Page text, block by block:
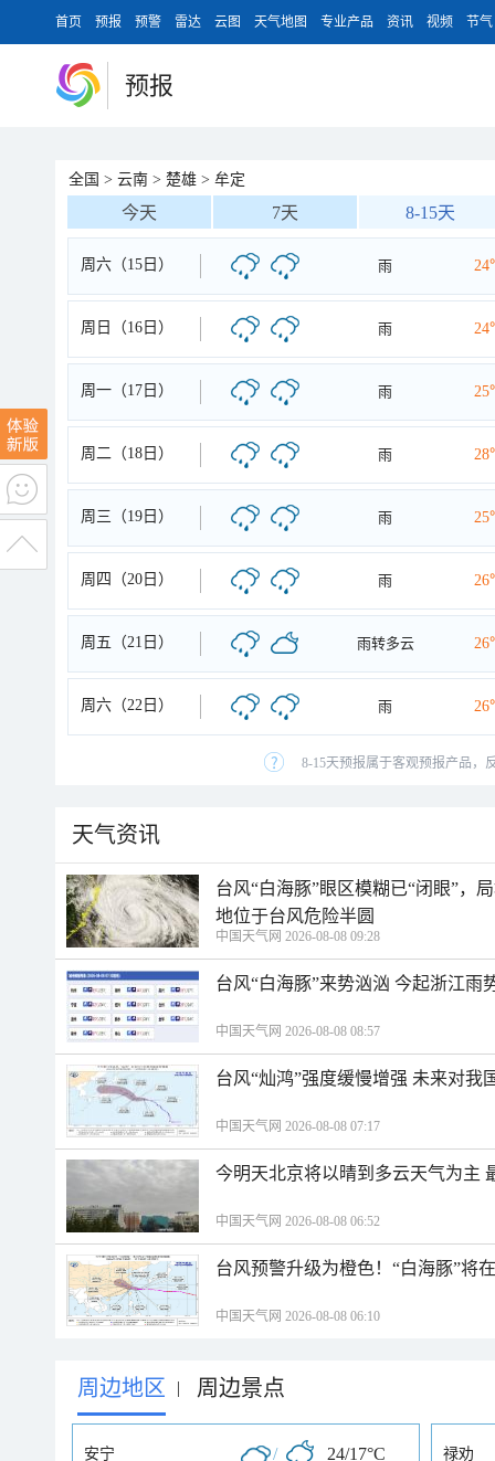
首页 预报 预警 雷达 云图 天气地图 专业产品 资讯 视频 节气
预报
全国 > 云南 > 楚雄 > 牟定
今天 7天 8-15天
周六（15日） 雨
周日（16日） 雨
周一（17日） 雨
周二（18日） 雨
周三（19日） 雨
周四（20日） 雨
周五（21日） 雨转多云
周六（22日） 雨
8-15天预报属于客观预报产品，
天气资讯
台风“白海豚”眼区模糊已“闭眼”，
地位于台风危险半圆
中国天气网 2026-08-08 09:28
台风“白海豚”来势汹汹 今起浙江雨
中国天气网 2026-08-08 08:57
台风“灿鸿”强度缓慢增强 未来对我
中国天气网 2026-08-08 07:17
今明天北京将以晴到多云天气为主
中国天气网 2026-08-08 06:52
台风预警升级为橙色！“白海豚”将
中国天气网 2026-08-08 06:10
周边地区 | 周边景点
安宁 / 24/17°C 禄劝